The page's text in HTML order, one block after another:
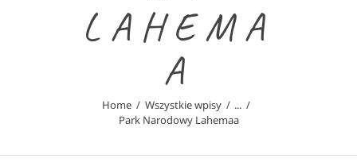
LAHEMA
A
Home Wszystkie wpisy
...
Park Narodowy Lahemaa